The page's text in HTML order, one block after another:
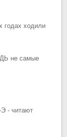
годах ходили
не самые
- читают